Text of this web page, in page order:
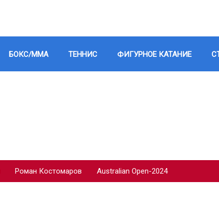
БОКС/ММА ТЕННИС ФИГУРНОЕ КАТАНИЕ
Роман Костомаров Australian Open-2024